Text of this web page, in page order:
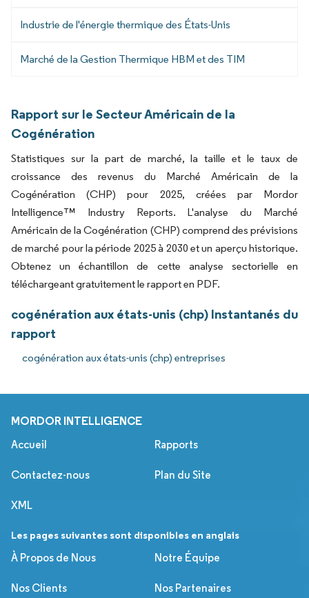
Industrie de l'énergie thermique des États-Unis
Marché de la Gestion Thermique HBM et des TIM
Rapport sur le Secteur Américain de la
Cogénération
Statistiques sur la part de marché, la taille et le taux de
croissance des revenus du Marché Américain de la
Cogénération (CHP) pour 2025, créées par Mordor
Intelligence™ Industry Reports. L'analyse du Marché
Américain de la Cogénération (CHP) comprend des prévisions
de marché pour la période 2025 à 2030 et un aperçu historique.
Obtenez un échantillon de cette analyse sectorielle en
téléchargeant gratuitement le rapport en PDF.
cogénération aux états-unis (chp) Instantanés du
rapport
cogénération aux états-unis (chp) entreprises
MORDOR INTELLIGENCE
Accueil Rapports
Contactez-nous Plan du Site
XML
Les pages suivantes sont disponibles en anglais
À Propos de Nous
Notre Équipe
Nos Clients Nos Partenaires